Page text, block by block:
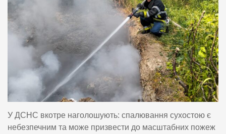
У ДСНС вкотре наголошують: спалювання сухостою є
небезпечним та може призвести до масштабних пожеж